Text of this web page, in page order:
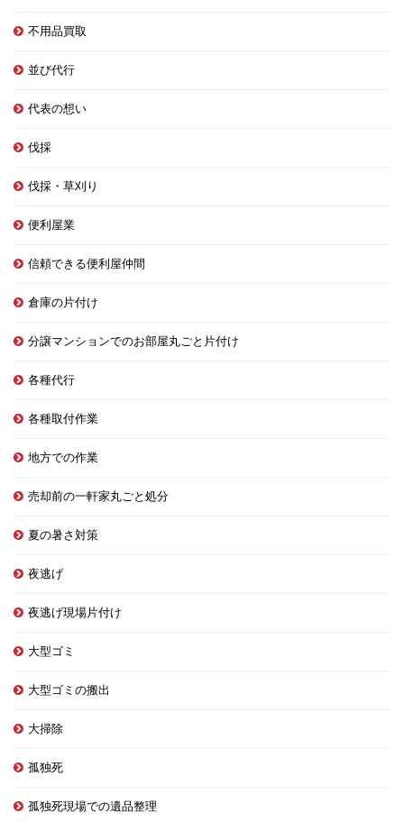
不用品買取
並び代行
代表の想い
伐採
伐採・草刈り
便利屋業
信頼できる便利屋仲間
倉庫の片付け
分譲マンションでのお部屋丸ごと片付け
各種代行
各種取付作業
地方での作業
売却前の一軒家丸ごと処分
夏の暑さ対策
夜逃げ
夜逃げ現場片付け
大型ゴミ
大型ゴミの搬出
大掃除
孤独死
孤独死現場での遺品整理